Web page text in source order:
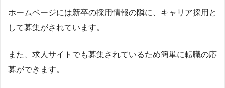
ホームページには新卒の採用情報の隣に、キャリア採用と
して募集がされています。
また、求人サイトでも募集されているため簡単に転職の応
募ができます。